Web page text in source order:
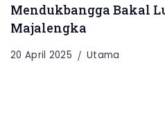
Mendukbangga Bakal
Majalengka
20 April 2025 Utama